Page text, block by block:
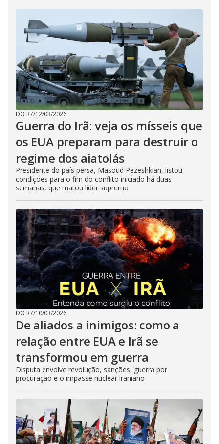
DO R7/12/03/2026
Guerra do Irã: veja os mísseis que
os EUA preparam para destruir o
regime dos aiatolás
Presidente do país persa, Masoud Pezeshkian, listou
condições para o fim do conflito iniciado há duas
semanas, que matou líder supremo
DO R7/10/03/2026
De aliados a inimigos: como a
relação entre EUA e Irã se
transformou em guerra
Disputa envolve revolução, sanções, guerra por
procuração e o impasse nuclear iraniano